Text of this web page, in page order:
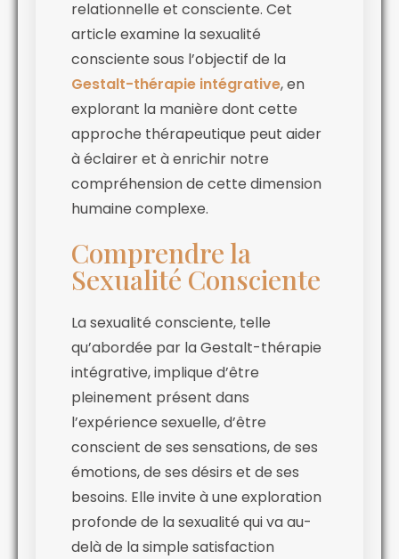
relationnelle et consciente. Cet
article examine la sexualité
consciente sous l’objectif de la
Gestalt-thérapie intégrative, en
explorant la manière dont cette
approche thérapeutique peut aider
à éclairer et à enrichir notre
compréhension de cette dimension
humaine complexe.
Comprendre la
Sexualité Consciente
La sexualité consciente, telle
qu’abordée par la Gestalt-thérapie
intégrative, implique d’être
pleinement présent dans
l’expérience sexuelle, d’être
conscient de ses sensations, de ses
émotions, de ses désirs et de ses
besoins. Elle invite à une exploration
profonde de la sexualité qui va au-
delà de la simple satisfaction